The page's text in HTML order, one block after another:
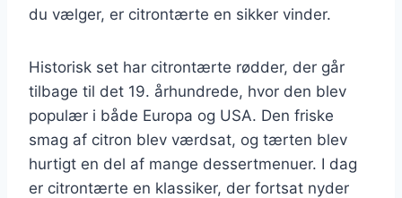
du vælger, er citrontærte en sikker vinder.
Historisk set har citrontærte rødder, der går
tilbage til det 19. århundrede, hvor den blev
populær i både Europa og USA. Den friske
smag af citron blev værdsat, og tærten blev
hurtigt en del af mange dessertmenuer. I dag
er citrontærte en klassiker, der fortsat nyder